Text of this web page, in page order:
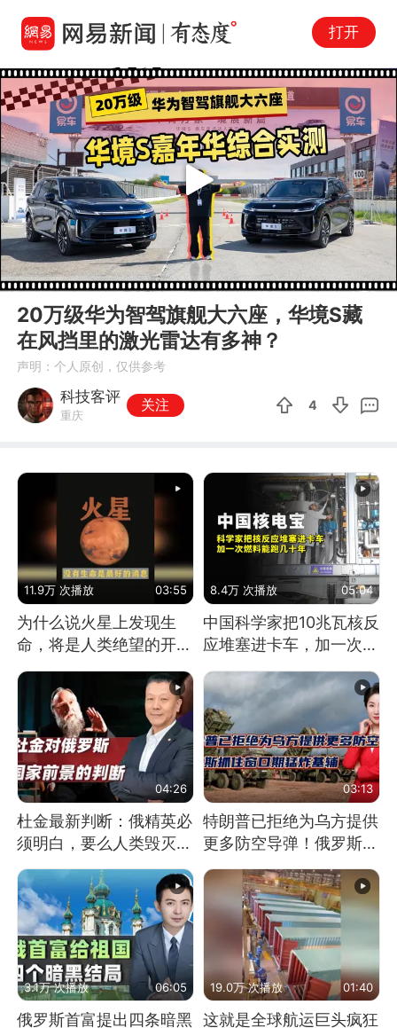
打开
00:00 06:04
Play
20万级华为智驾旗舰大六座，华境S藏
在风挡里的激光雷达有多神？
声明：个人原创，仅供参考
科技客评
重庆
关注 4
11.9万 次播放 03:55
为什么说火星上发现生
命，将是人类绝望的开
8.4万 次播放 05:04
中国科学家把10兆瓦核反
应堆塞进卡车，加一次燃
04:26
杜金最新判断：俄精英必
须明白，要么人类毁灭，
要么俄毁灭
03:13
特朗普已拒绝为乌方提供
更多防空导弹！俄罗斯抓
住窗口期猛炸基辅
3.1万 次播放 06:05
俄罗斯首富提出四条暗黑
19.0万 次播放 01:40
这就是全球航运巨头疯狂